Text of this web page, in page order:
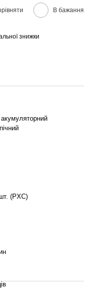
В бажання
знижки
акумуляторний
(PXC)